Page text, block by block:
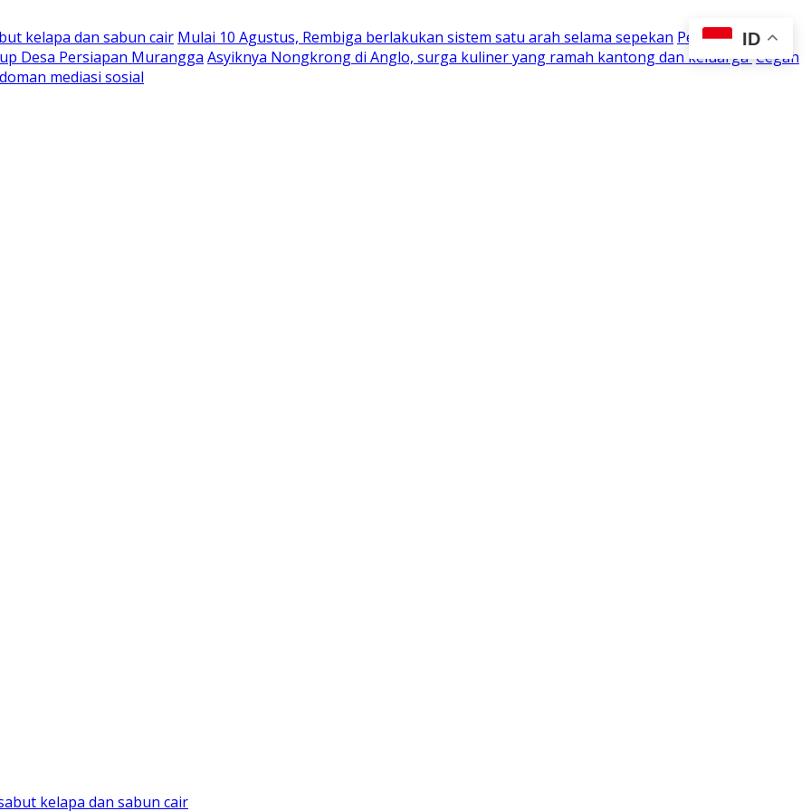
kelapa dan sabun cair Mulai 10 Agustus, Rembiga berlakukan sistem satu arah selama sepekan Perjuangan 15
Desa Persiapan Murangga Asyiknya Nongkrong di Anglo, surga kuliner yang ramah kantong dan keluargaCegah
mediasi sosial
ID